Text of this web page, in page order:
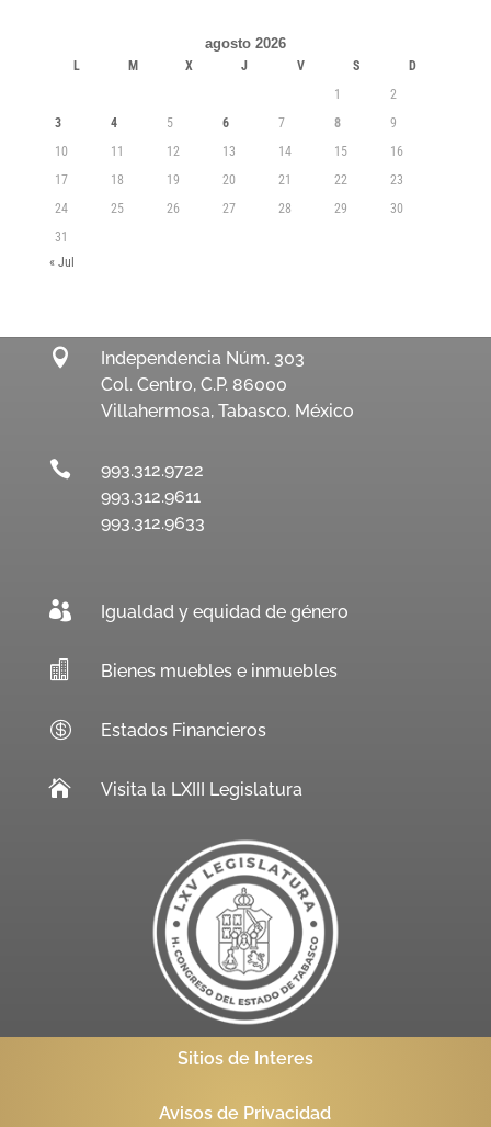
agosto 2026
L M X J V S
D
1
2
3
4 5 6 7 8
9
10
11 12 13 14 15
16
17
18 19 20 21 22
23
24
25 26 27 28 29
30
31
« Jul

Independencia Núm. 303
Col. Centro, C.P. 86000
Villahermosa, Tabasco. México

993.312.9722
993.312.9611
993.312.9633
 Igualdad y equidad de género
 Bienes muebles e inmuebles
 Estados Financieros
 Visita la LXIII Legislatura
Sitios de Interes
Avisos de Privacidad